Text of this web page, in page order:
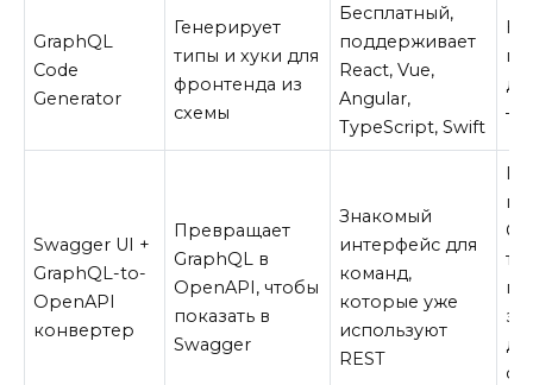
GraphQL
Code
Generator
Генерирует
типы и хуки для
фронтенда из
схемы
Бесплатный,
поддерживает
React, Vue,
Angular,
TypeScript, Swift
Не
—
Swagger UI +
GraphQL-to-
OpenAPI
конвертер
Превращает
GraphQL в
OpenAPI, чтобы
показать в
Swagger
Знакомый
интерфейс для
команд,
которые уже
используют
REST